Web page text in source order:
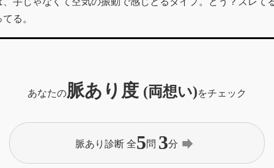
る。
あなたの脈あり度 (両想い)をチェック
脈あり診断 全5問 3分 forward